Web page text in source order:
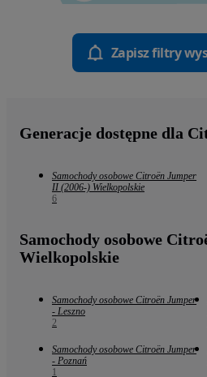
Zapisz filtry
Generacje dostępne dla
Samochody osobowe Citroën Jumper
II (2006-) Wielkopolskie
6
Samochody osobowe
Wielkopolskie
Samochody osobowe Citroën Jumper
- Leszno
2
Samochody osobowe Citroën Jumper
- Poznań
1